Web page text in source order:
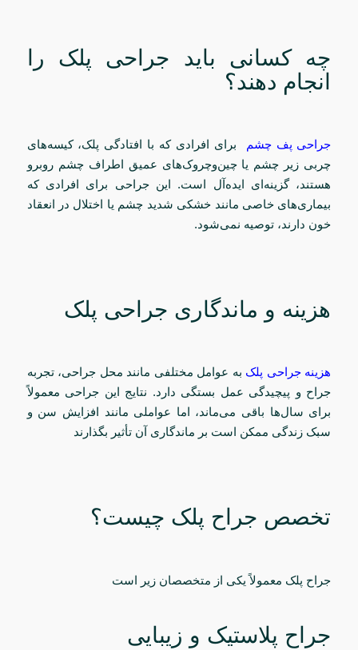
چه کسانی باید جراحی پلک را
انجام دهند؟
جراحی پف چشم
برای افرادی که با افتادگی پلک، کیسه‌های
چربی زیر چشم یا چین‌وچروک‌های عمیق اطراف چشم روبرو
هستند، گزینه‌ای ایده‌آل است. این جراحی برای افرادی که
بیماری‌های خاصی مانند خشکی شدید چشم یا اختلال در انعقاد
خون دارند، توصیه نمی‌شود.
هزینه و ماندگاری جراحی پلک
هزینه جراحی پلک به عوامل مختلفی مانند محل جراحی، تجربه
جراح و پیچیدگی عمل بستگی دارد. نتایج این جراحی معمولاً
برای سال‌ها باقی می‌ماند، اما عواملی مانند افزایش سن و
سبک زندگی ممکن است بر ماندگاری آن تأثیر بگذارند
تخصص جراح پلک چیست؟
جراح پلک معمولاً یکی از متخصصان زیر است
جراح پلاستیک و زیبایی